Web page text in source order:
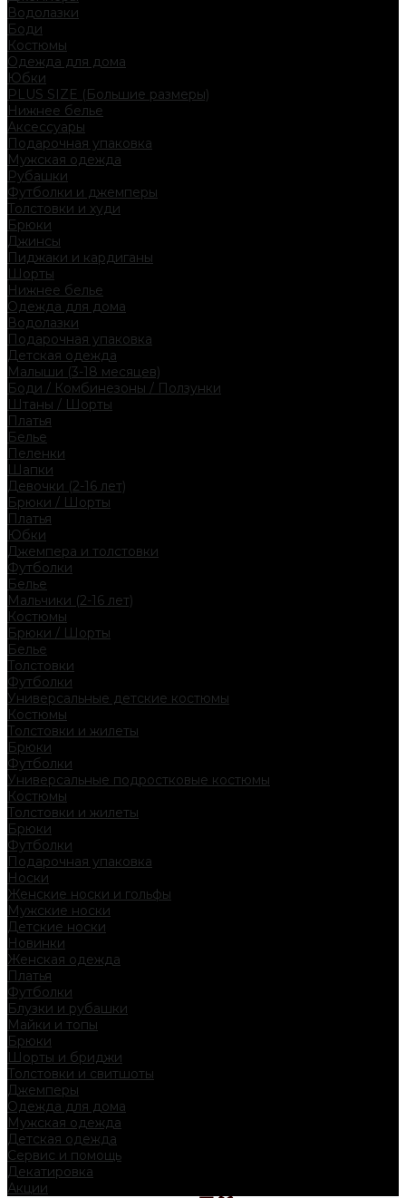
Водолазки
Боди
Костюмы
Одежда для дома
Юбки
PLUS SIZE (Большие размеры)
Нижнее белье
Аксессуары
Подарочная упаковка
Мужская одежда
Рубашки
Футболки и джемперы
Толстовки и худи
Брюки
Джинсы
Пиджаки и кардиганы
Шорты
Нижнее белье
Одежда для дома
Водолазки
Подарочная упаковка
Детская одежда
Малыши (3-18 месяцев)
Боди / Комбинезоны / Ползунки
Штаны / Шорты
Платья
Белье
Пеленки
Шапки
Девочки (2-16 лет)
Брюки / Шорты
Платья
Юбки
Джемпера и толстовки
Футболки
Белье
Мальчики (2-16 лет)
Костюмы
Брюки / Шорты
Белье
Толстовки
Футболки
Универсальные детские костюмы
Костюмы
Толстовки и жилеты
Брюки
Футболки
Универсальные подростковые костюмы
Костюмы
Толстовки и жилеты
Брюки
Футболки
Подарочная упаковка
Носки
Женские носки и гольфы
Мужские носки
Детские носки
Новинки
Женская одежда
Платья
Футболки
Блузки и рубашки
Майки и топы
Брюки
Шорты и бриджи
Толстовки и свитшоты
Джемперы
Одежда для дома
Мужская одежда
Детская одежда
Сервис и помощь
Декатировка
Акции